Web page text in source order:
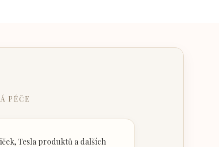
PÉČE
Tesla produktů a dalších